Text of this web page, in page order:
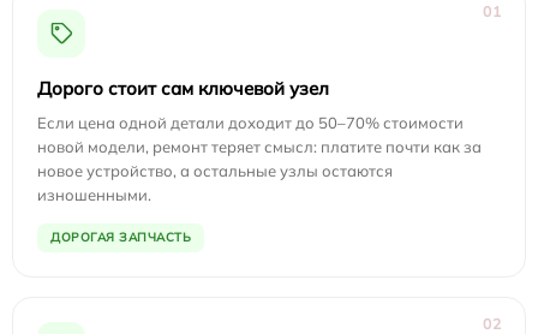
01
Дорого стоит сам ключевой узел
Если цена одной детали доходит до 50–70% стоимости
новой модели, ремонт теряет смысл: платите почти как за
новое устройство, а остальные узлы остаются
изношенными.
ДОРОГАЯ ЗАПЧАСТЬ
02